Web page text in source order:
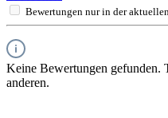
Bewertungen nur in der
Keine Bewertungen gefunden.
anderen.